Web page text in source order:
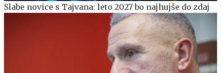
Slabe novice s Tajvana: leto 2027 bo najhujše do zdaj